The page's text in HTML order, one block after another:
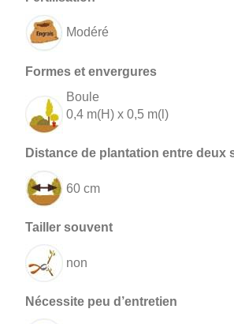
Modéré
Boule
0,4 m(H) x 0,5 m(l)
60 cm
non